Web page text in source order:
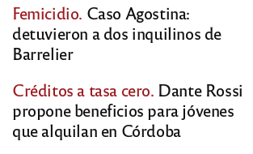
Femicidio. Caso Agostina:
detuvieron a dos inquilinos de
Barrelier
Créditos a tasa cero. Dante Rossi
propone beneficios para jóvenes
que alquilan en Córdoba